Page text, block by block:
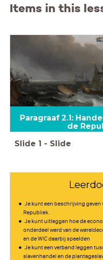
Items in this
Paragraaf 2.1:
de
Slide 1 - Slide
Je kunt een beschrijving geven
Republiek.
Je kunt uitleggen hoe de
onderdeel werd van de
en de WIC daarbij speelden
Je kunt een verband leggen
slavenhandel en de